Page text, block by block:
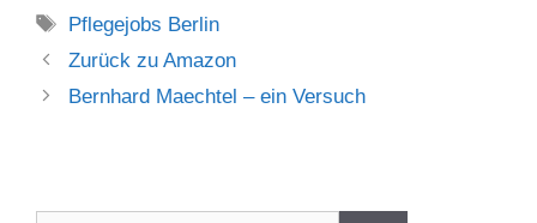
Pflegejobs Berlin
Zurück zu Amazon
Bernhard Maechtel – ein Versuch